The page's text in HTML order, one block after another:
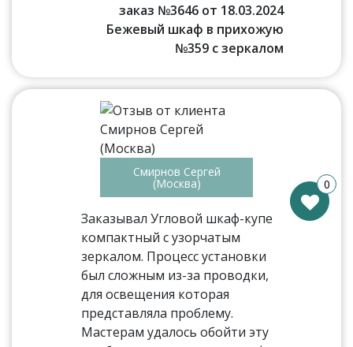
заказ №3646 от 18.03.2024
Бежевый шкаф в прихожую
№359 с зеркалом
Смирнов Сергей
(Москва)
Заказывал Угловой шкаф-купе
компактный с узорчатым
зеркалом. Процесс установки
был сложным из-за проводки,
для освещения которая
представляла проблему.
Мастерам удалось обойти эту
0